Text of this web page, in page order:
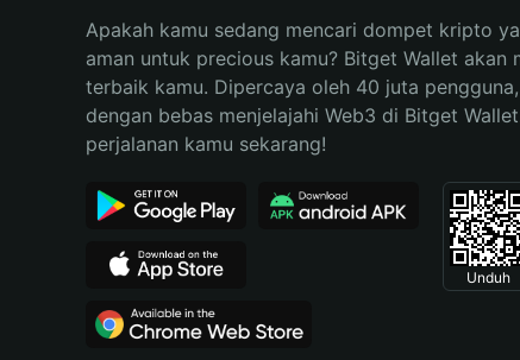
Bahasa Indonesia
Español (Argentina)
Apakah kamu sedang mencari dompet kripto
aman untuk precious kamu? Bitget Wallet akan
terbaik kamu. Dipercaya oleh 40 juta
dengan bebas menjelajahi Web3 di Bitget
perjalanan kamu sekarang!
Unduh